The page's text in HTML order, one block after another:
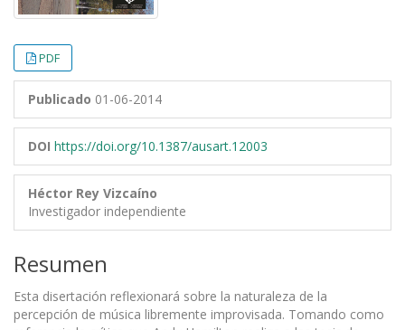
PDF
Publicado 01-06-2014
DOI https://doi.org/10.1387/ausart.12003
Héctor Rey Vizcaíno
Investigador independiente
Resumen
Esta disertación reflexionará sobre la naturaleza de la
percepción de música libremente improvi­sada. Tomando como